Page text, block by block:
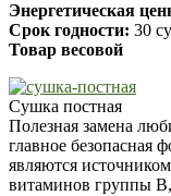
Энергетическая
Срок годности: 30
Товар весовой
Сушка постная
Полезная замена
главное безопасная
являются
витаминов группы